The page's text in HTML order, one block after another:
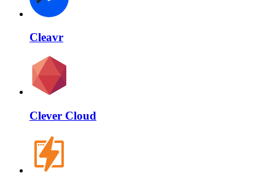
Cleavr
Clever Cloud